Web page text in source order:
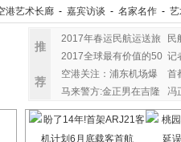
港艺术长廊 - 嘉宾访谈 - 名家名作 -
推
荐
2017年春运民航运送旅
民
2017全球最有价值的50 记
空港关注：浦东机场爆
首
马来警方:金正男在吉隆
冯